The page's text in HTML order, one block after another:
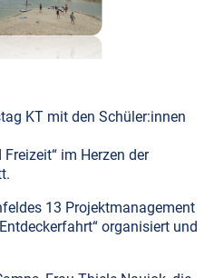
KT mit den Schüler:innen
im Herzen der
13 Projektmanagement
organisiert und